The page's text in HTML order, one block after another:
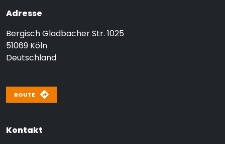
Adresse
Bergisch Gladbacher Str. 1025
51069 Köln
Deutschland
ROUTE
Kontakt